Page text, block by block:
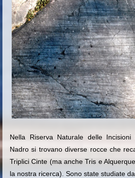
Nella Riserva Naturale delle
Nadro si trovano diverse rocce che
Triplici Cinte (ma anche Tris e
la nostra ricerca). Sono state studiate